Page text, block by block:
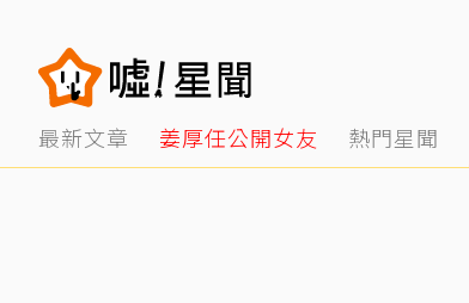
最新文章 姜厚任公開女友 熱門星聞